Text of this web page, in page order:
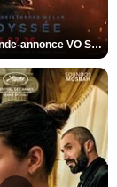
L'Odyssée Bande-annonce VO STFR